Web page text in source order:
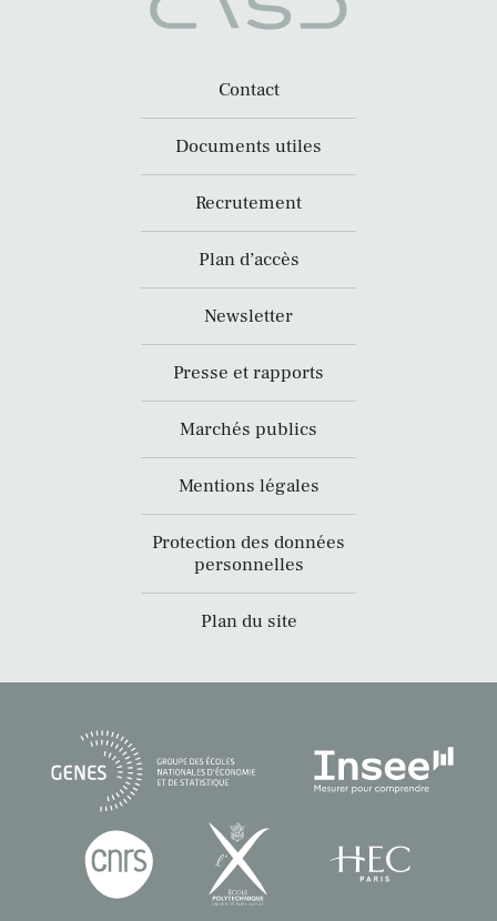
Contact
Documents utiles
Recrutement
Plan d’accès
Newsletter
Presse et rapports
Marchés publics
Mentions légales
Protection des données
personnelles
Plan du site